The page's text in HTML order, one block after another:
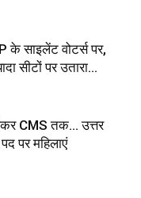
के साइलेंट वोटर्स पर,
सीटों पर उतारा…
CMS तक… उत्तर
पर महिलाएं